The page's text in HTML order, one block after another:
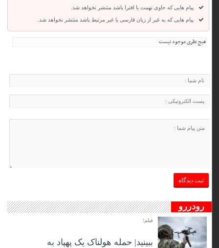
پیام هایی که حاوی تهمت یا افترا باشد منتشر نخواهد شد.
پیام هایی که به غیر از زبان فارسی یا غیر مرتبط باشد منتشر نخواهد شد.
هیچ نظری موجود نیست
رودررو
فیلم؛
ببینید| حمله هولناک یک پهپاد به